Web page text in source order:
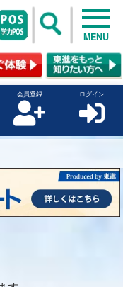
MENU
会員登録 ログイン